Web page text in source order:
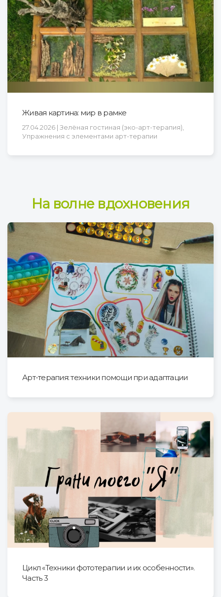
Живая картина: мир в рамке
27.04.2026 | Зелёная гостиная (эко-арт-терапия),
Упражнения с элементами арт-терапии
На волне вдохновения
Арт-терапия: техники помощи при адаптации
Цикл «Техники фототерапии и их особенности».
Часть 3